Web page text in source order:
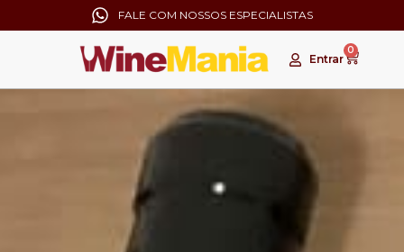
FALE COM NOSSOS ESPECIALISTAS
Entrar
0